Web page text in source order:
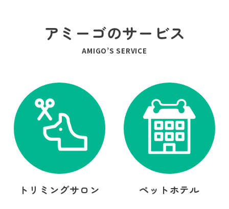
アミーゴのサービス
AMIGO’S SERVICE
トリミングサロン ペットホテル